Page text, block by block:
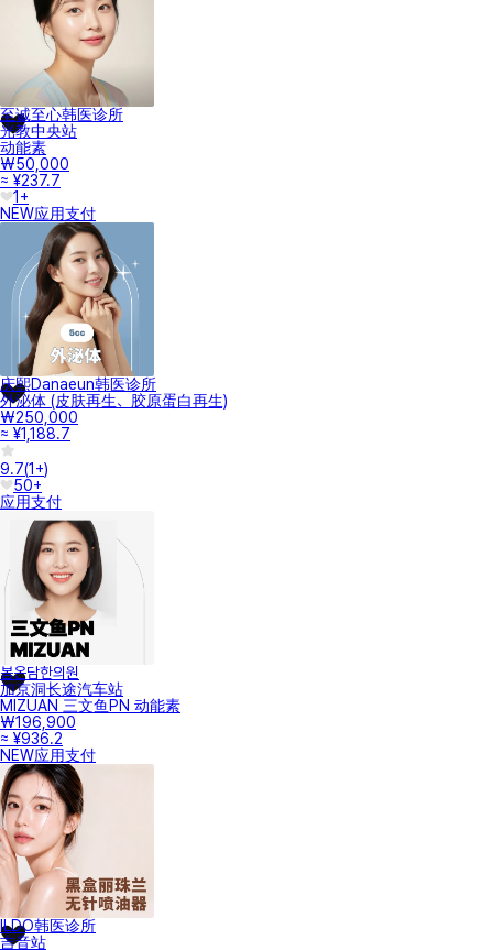
至诚至心韩医诊所
光教中央站
动能素
₩50,000
≈ ¥237.7
1+
NEW应用支付
庆熙Danaeun韩医诊所
外泌体 (皮肤再生、胶原蛋白再生)
₩250,000
≈ ¥1,188.7
9.7(1+)
50+
应用支付
봄온담한의원
加京洞长途汽车站
MIZUAN 三文鱼PN 动能素
₩196,900
≈ ¥936.2
NEW应用支付
ILDO韩医诊所
吉音站